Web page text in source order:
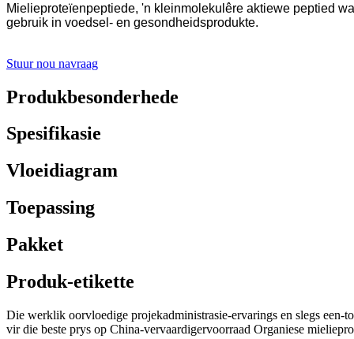
Mielieproteïenpeptiede, 'n kleinmolekulêre aktiewe peptied
gebruik in voedsel- en gesondheidsprodukte.
Stuur nou navraag
Produkbesonderhede
Spesifikasie
Vloeidiagram
Toepassing
Pakket
Produk-etikette
Die werklik oorvloedige projekadministrasie-ervarings en slegs een-
vir die beste prys op China-vervaardigervoorraad Organiese